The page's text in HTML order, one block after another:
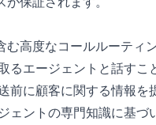
高度なコールルーティ
るエージェントと話すこ
前に顧客に関する情報を
ェントの専門知識に基づ